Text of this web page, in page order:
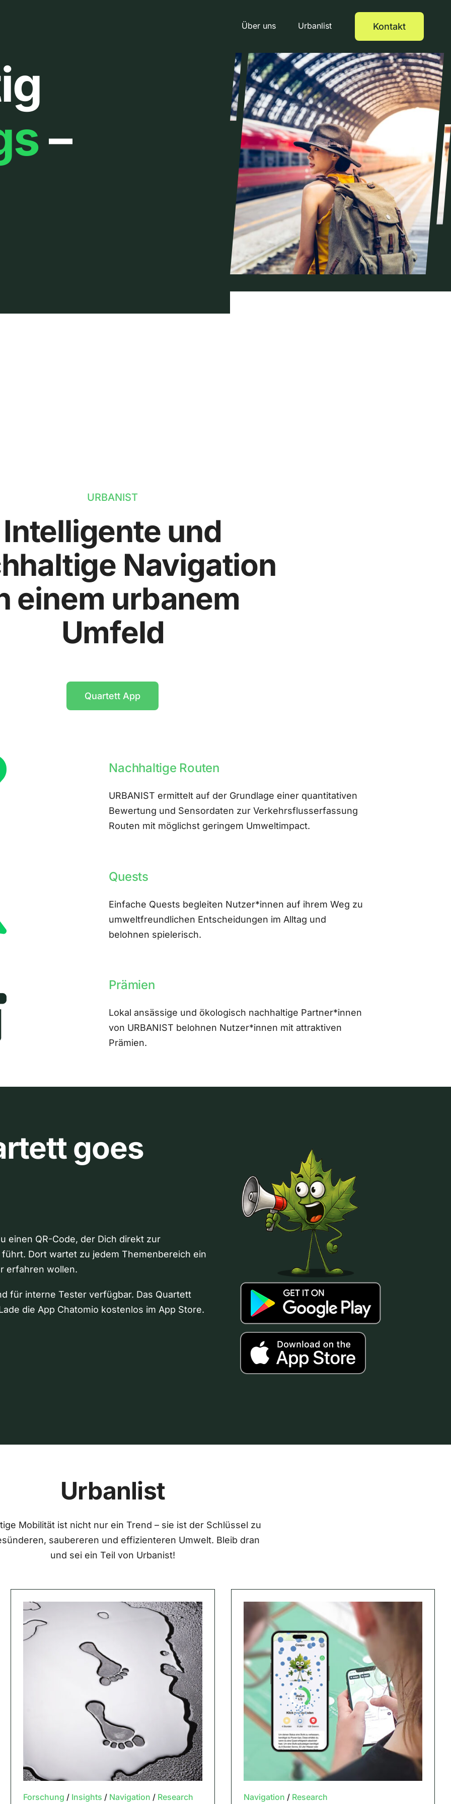
Über uns Urbanlist Kontakt
–
URBANIST
Intelligente und
Navigation
einem urbanem
Umfeld
Quartett App
Nachhaltige Routen
URBANIST ermittelt auf der Grundlage einer quantitativen
Bewertung und Sensordaten zur Verkehrsflusserfassung
Routen mit möglichst geringem Umweltimpact.
Quests
Einfache Quests begleiten Nutzer*innen auf ihrem Weg zu
umweltfreundlichen Entscheidungen im Alltag und
belohnen spielerisch.
Prämien
Lokal ansässige und ökologisch nachhaltige Partner*innen
von URBANIST belohnen Nutzer*innen mit attraktiven
Prämien.
goes
einen QR-Code, der Dich direkt zur
Dort wartet zu jedem Themenbereich ein
erfahren wollen.
für interne Tester verfügbar. Das Quartett
die App Chatomio kostenlos im App Store.
Urbanlist
Mobilität ist nicht nur ein Trend – sie ist der Schlüssel zu
saubereren und effizienteren Umwelt. Bleib dran
und sei ein Teil von Urbanist!
Forschung / Insights / Navigation / Research Navigation / Research